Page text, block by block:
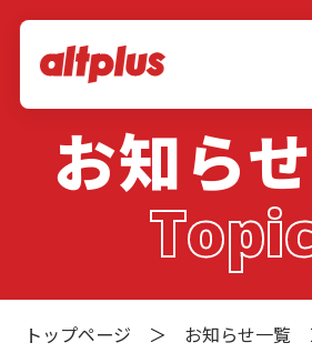
お知ら
トップページ ＞ お知らせ一覧